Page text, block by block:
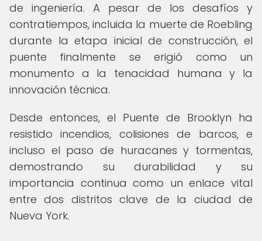
de ingeniería. A pesar de los desafíos y
contratiempos, incluida la muerte de Roebling
durante la etapa inicial de construcción, el
puente finalmente se erigió como un
monumento a la tenacidad humana y la
innovación técnica.
Desde entonces, el Puente de Brooklyn ha
resistido incendios, colisiones de barcos, e
incluso el paso de huracanes y tormentas,
demostrando su durabilidad y su
importancia continua como un enlace vital
entre dos distritos clave de la ciudad de
Nueva York.